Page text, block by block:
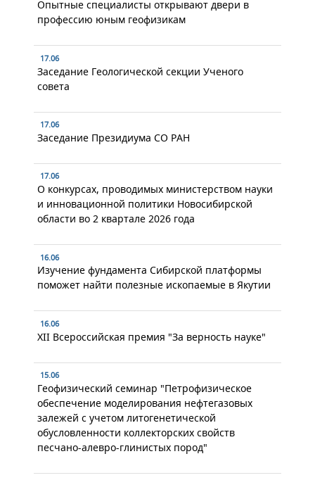
Опытные специалисты открывают двери в
профессию юным геофизикам
17.06
Заседание Геологической секции Ученого
совета
17.06
Заседание Президиума СО РАН
17.06
О конкурсах, проводимых министерством науки
и инновационной политики Новосибирской
области во 2 квартале 2026 года
16.06
Изучение фундамента Сибирской платформы
поможет найти полезные ископаемые в Якутии
16.06
XII Всероссийская премия "За верность науке"
15.06
Геофизический семинар "Петрофизическое
обеспечение моделирования нефтегазовых
залежей с учетом литогенетической
обусловленности коллекторских свойств
песчано-алевро-глинистых пород"